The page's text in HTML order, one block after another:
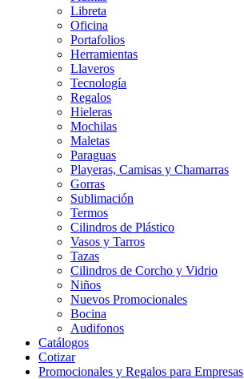
Libreta
Oficina
Portafolios
Herramientas
Llaveros
Tecnología
Regalos
Hieleras
Mochilas
Maletas
Paraguas
Playeras, Camisas y Chamarras
Gorras
Sublimación
Termos
Cilindros de Plástico
Vasos y Tarros
Tazas
Cilindros de Corcho y Vidrio
Niños
Nuevos Promocionales
Bocina
Audifonos
Catálogos
Cotizar
Promocionales y Regalos para Empresas